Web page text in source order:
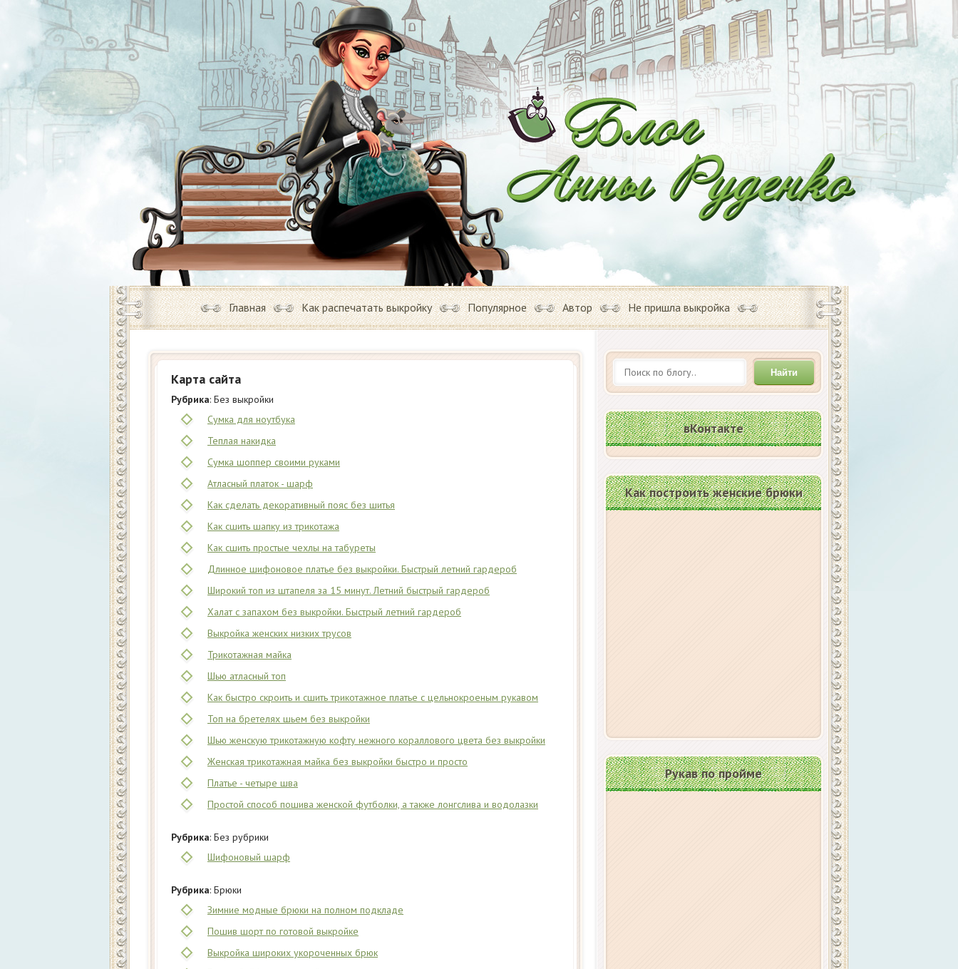
Главная Как распечатать выкройку Популярное Автор Не пришла выкройка
Карта сайта
Рубрика: Без выкройки
Сумка для ноутбука
Теплая накидка
Сумка шоппер своими руками
Атласный платок - шарф
Как сделать декоративный пояс без шитья
Как сшить шапку из трикотажа
Как сшить простые чехлы на табуреты
Длинное шифоновое платье без выкройки. Быстрый летний гардероб
Широкий топ из штапеля за 15 минут. Летний быстрый гардероб
Халат с запахом без выкройки. Быстрый летний гардероб
Выкройка женских низких трусов
Трикотажная майка
Шью атласный топ
Как быстро скроить и сшить трикотажное платье с цельнокроеным рукавом
Топ на бретелях шьем без выкройки
Шью женскую трикотажную кофту нежного кораллового цвета без выкройки
Женская трикотажная майка без выкройки быстро и просто
Платье - четыре шва
Простой способ пошива женской футболки, а также лонгслива и водолазки
Рубрика: Без рубрики
Шифоновый шарф
Рубрика: Брюки
Зимние модные брюки на полном подкладе
Пошив шорт по готовой выкройке
Выкройка широких укороченных брюк
Найти
вКонтакте
Как построить женские брюки
Рукав по пройме